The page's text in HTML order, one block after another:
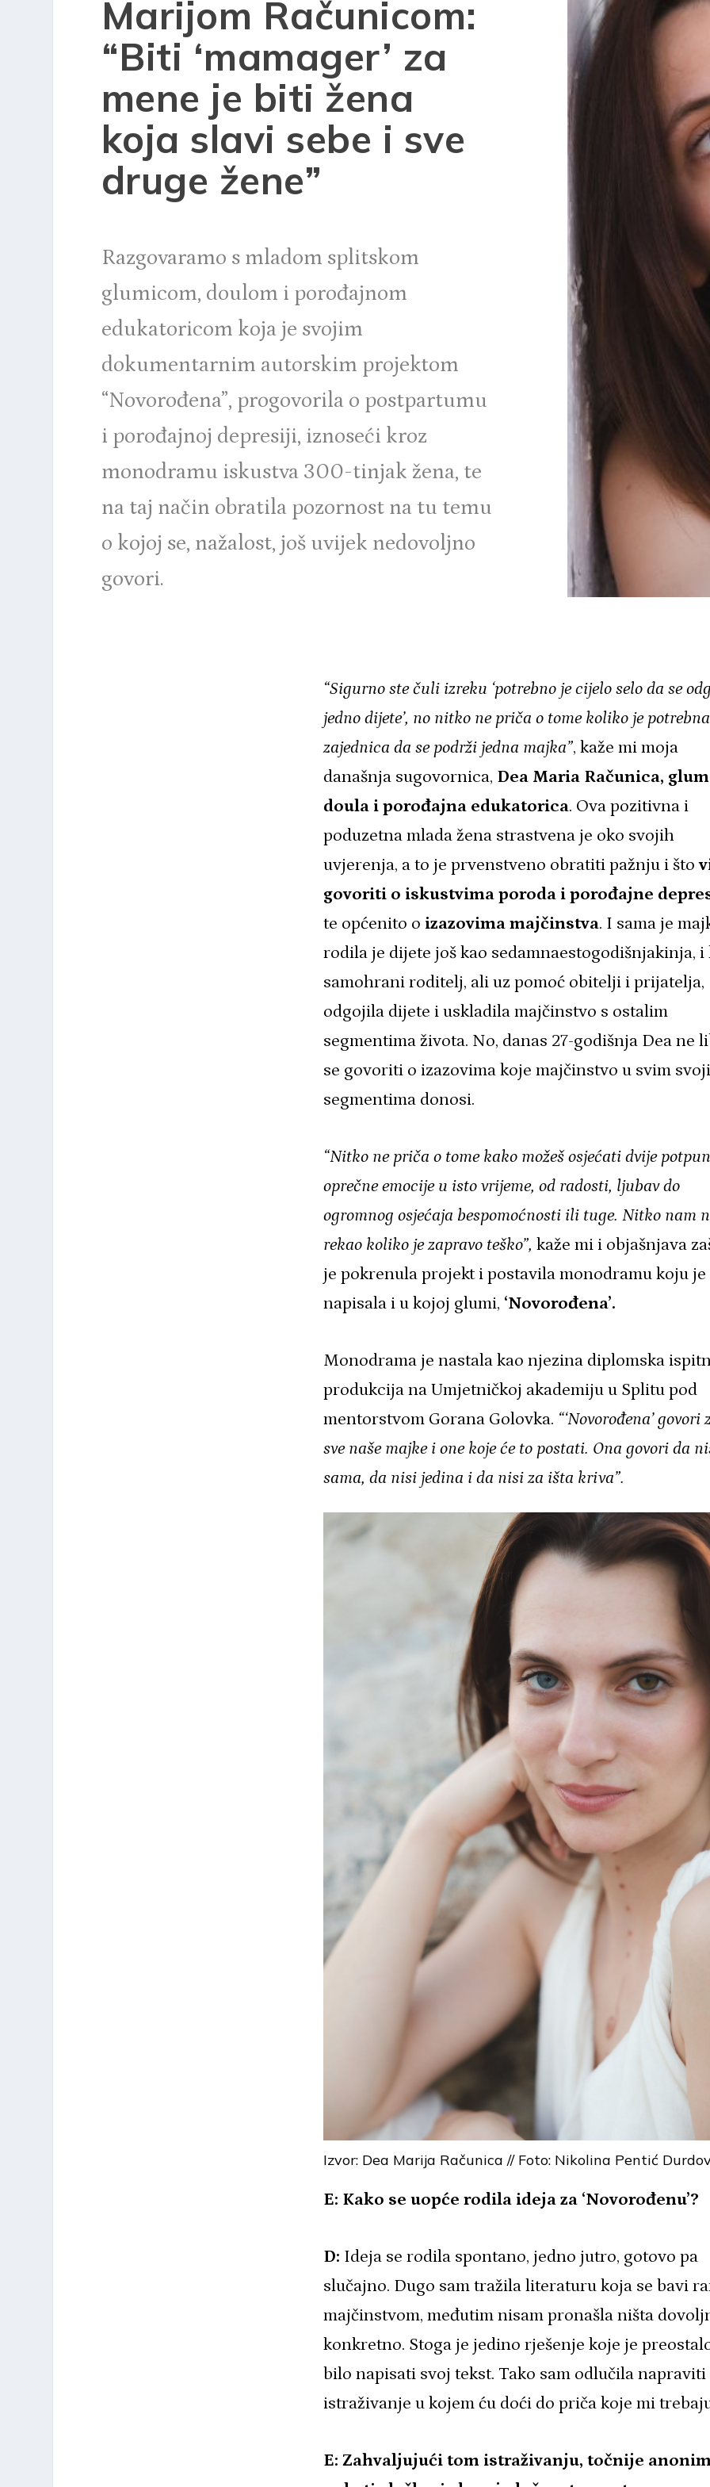
Marijom Računicom:
“Biti ‘mamager’ za
mene je biti žena
koja slavi sebe i sve
druge žene”
Razgovaramo s mladom splitskom
glumicom, doulom i porođajnom
edukatoricom koja je svojim
dokumentarnim autorskim projektom
“Novorođena”, progovorila o postpartumu
i porođajnoj depresiji, iznoseći kroz
monodramu iskustva 300-tinjak žena, te
na taj način obratila pozornost na tu temu
o kojoj se, nažalost, još uvijek nedovoljno
govori.
“Sigurno ste čuli izreku ‘potrebno je cijelo selo da se
jedno dijete’, no nitko ne priča o tome koliko je potrebna
zajednica da se podrži jedna majka”, kaže mi moja
današnja sugovornica, Dea Maria Računica,
doula i porođajna edukatorica. Ova pozitivna i
poduzetna mlada žena strastvena je oko svojih
uvjerenja, a to je prvenstveno obratiti pažnju i što
govoriti o iskustvima poroda i porođajne
te općenito o izazovima majčinstva. I sama je
rodila je dijete još kao sedamnaestogodišnjakinja, i
samohrani roditelj, ali uz pomoć obitelji i prijatelja,
odgojila dijete i uskladila majčinstvo s ostalim
segmentima života. No, danas 27-godišnja Dea ne
se govoriti o izazovima koje majčinstvo u svim
segmentima donosi.
“Nitko ne priča o tome kako možeš osjećati dvije
oprečne emocije u isto vrijeme, od radosti, ljubav do
ogromnog osjećaja bespomoćnosti ili tuge. Nitko nam
rekao koliko je zapravo teško”, kaže mi i objašnjava
je pokrenula projekt i postavila monodramu koju je
napisala i u kojoj glumi, ‘Novorođena’.
Monodrama je nastala kao njezina diplomska
produkcija na Umjetničkoj akademiju u Splitu pod
mentorstvom Gorana Golovka. “‘Novorođena’ govori
sve naše majke i one koje će to postati. Ona govori da
sama, da nisi jedina i da nisi za išta kriva”.
Izvor: Dea Marija Računica // Foto: Nikolina Pentić
E: Kako se uopće rodila ideja za ‘Novorođenu’?
D: Ideja se rodila spontano, jedno jutro, gotovo pa
slučajno. Dugo sam tražila literaturu koja se bavi
majčinstvom, međutim nisam pronašla ništa
konkretno. Stoga je jedino rješenje koje je
bilo napisati svoj tekst. Tako sam odlučila napraviti
istraživanje u kojem ću doći do priča koje mi
E: Zahvaljujući tom istraživanju, točnije